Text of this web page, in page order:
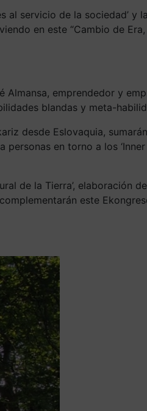
al servicio de la sociedad’ y
en este “Cambio de
emprendedor y
blandas y meta-
desde Eslovaquia,
en torno a los ‘Inner
de la Tierra’, elaboración
este